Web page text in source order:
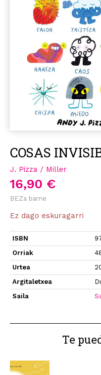
COSAS
J. Pizza / Miller
16,90 €
BEZa barne
Ez dago eskuragarri
ISBN
Orriak
Urtea
Argitaletxea
Saila
Te